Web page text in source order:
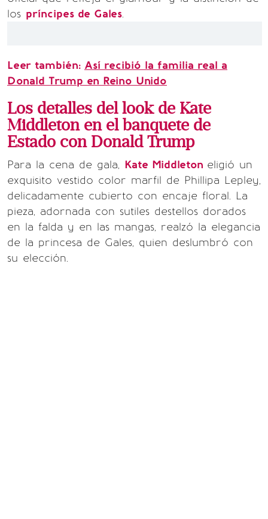
los príncipes de Gales.
Leer también: Así recibió la familia real a
Donald Trump en Reino Unido
Los detalles del look de Kate
Middleton en el banquete de
Estado con Donald Trump
Para la cena de gala, Kate Middleton eligió un
exquisito vestido color marfil de Phillipa Lepley,
delicadamente cubierto con encaje floral. La
pieza, adornada con sutiles destellos dorados
en la falda y en las mangas, realzó la elegancia
de la princesa de Gales, quien deslumbró con
su elección.